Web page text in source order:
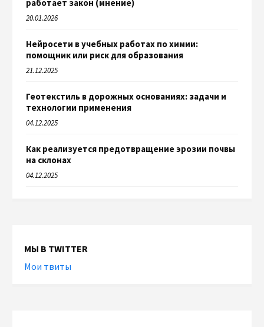
работает закон (мнение)
20.01.2026
Нейросети в учебных работах по химии:
помощник или риск для образования
21.12.2025
Геотекстиль в дорожных основаниях: задачи и
технологии применения
04.12.2025
Как реализуется предотвращение эрозии почвы
на склонах
04.12.2025
МЫ В TWITTER
Мои твиты